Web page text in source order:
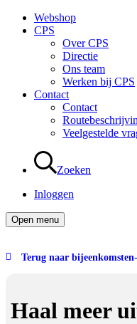
Webshop
CPS
Over CPS
Directie
Ons team
Werken bij CPS
Contact
Contact
Veelgestelde
Zoeken
Inloggen
Open menu
Terug naar
Haal meer